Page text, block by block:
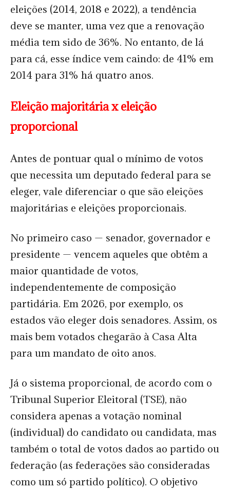
eleições (2014, 2018 e 2022), a tendência
deve se manter, uma vez que a renovação
média tem sido de 36%. No entanto, de lá
para cá, esse índice vem caindo: de 41% em
2014 para 31% há quatro anos.
Eleição majoritária x eleição
proporcional
Antes de pontuar qual o mínimo de votos
que necessita um deputado federal para se
eleger, vale diferenciar o que são eleições
majoritárias e eleições proporcionais.
No primeiro caso — senador, governador e
presidente — vencem aqueles que obtêm a
maior quantidade de votos,
independentemente de composição
partidária. Em 2026, por exemplo, os
estados vão eleger dois senadores. Assim, os
mais bem votados chegarão à Casa Alta
para um mandato de oito anos.
Já o sistema proporcional, de acordo com o
Tribunal Superior Eleitoral (TSE), não
considera apenas a votação nominal
(individual) do candidato ou candidata, mas
também o total de votos dados ao partido ou
federação (as federações são consideradas
como um só partido político). O objetivo